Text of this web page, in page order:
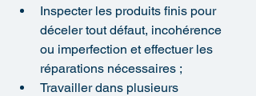
Inspecter les produits finis pour
déceler tout défaut, incohérence
ou imperfection et effectuer les
réparations nécessaires ;
Travailler dans plusieurs